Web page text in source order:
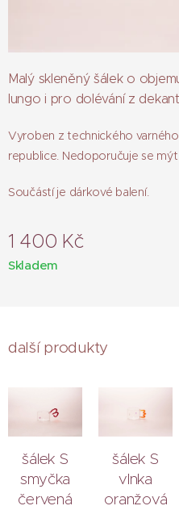
Malý skleněný šálek o
lungo i pro dolévání z
Vyroben z technického
republice. Nedoporučuje se
Součástí je dárkové balení.
1 400 Kč
Skladem
další produkty
šálek S
smyčka
červená
šálek S
vlnka
oranžová